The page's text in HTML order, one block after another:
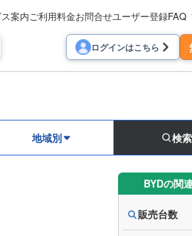
案内 ご利用料金お問合せユーザー登録FAQ
ログインはこちら
地域別 検索
BYDの関
販売台数